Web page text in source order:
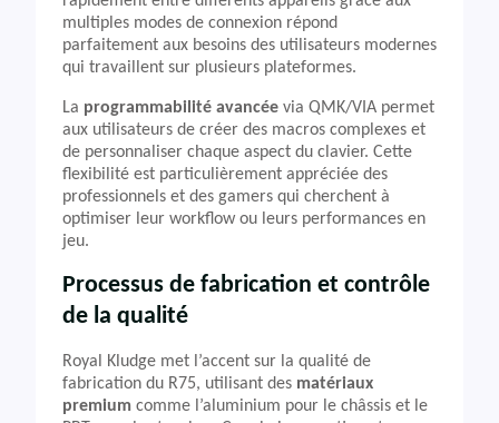
multiples modes de connexion répond
parfaitement aux besoins des utilisateurs modernes
qui travaillent sur plusieurs plateformes.
La programmabilité avancée via QMK/VIA permet
aux utilisateurs de créer des macros complexes et
de personnaliser chaque aspect du clavier. Cette
flexibilité est particulièrement appréciée des
professionnels et des gamers qui cherchent à
optimiser leur workflow ou leurs performances en
jeu.
Processus de fabrication et contrôle
de la qualité
Royal Kludge met l’accent sur la qualité de
fabrication du R75, utilisant des matériaux
premium comme l’aluminium pour le châssis et le